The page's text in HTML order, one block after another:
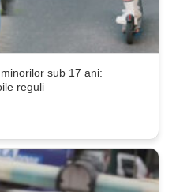
sub 17 ani:
reguli